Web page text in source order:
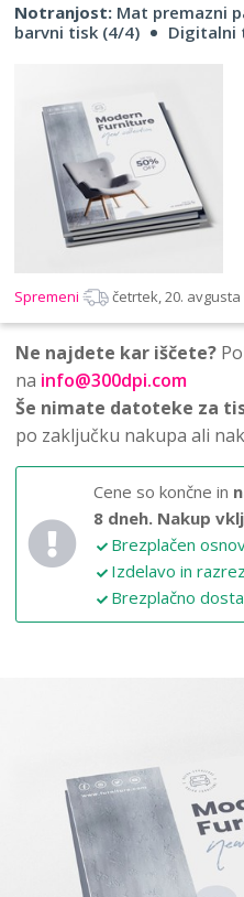
Notranjost: Mat premazni
barvni tisk (4/4)
Digitalni
Spremeni četrtek, 20. avgusta
Ne najdete kar iščete?
na info@300dpi.com
Še nimate datoteke za
po zaključku nakupa ali
Cene so končne in
8 dneh. Nakup
Brezplačen
Izdelavo in
Brezplačno